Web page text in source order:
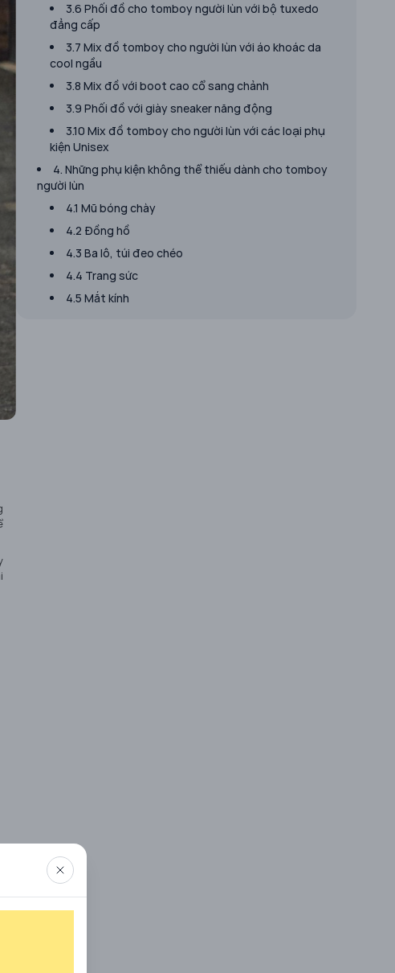
3.6 Phối đồ cho tomboy người lùn với bộ tuxedo
đẳng cấp
3.7 Mix đồ tomboy cho người lùn với áo khoác da
cool ngầu
3.8 Mix đồ với boot cao cổ sang chảnh
3.9 Phối đồ với giày sneaker năng động
3.10 Mix đồ tomboy cho người lùn với các loại phụ
kiện Unisex
4. Những phụ kiện không thể thiếu dành cho tomboy
người lùn
4.1 Mũ bóng chày
4.2 Đồng hồ
4.3 Ba lô, túi đeo chéo
4.4 Trang sức
4.5 Mắt kính